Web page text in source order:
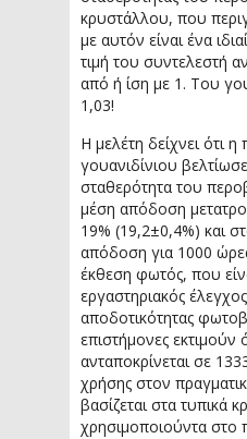
κρυστάλλου, που
με αυτόν είναι ένα
τιμή του συντελεστή
από ή ίση με 1. Του
1,03!
Η μελέτη δείχνει ότι
γουανιδίνιου
σταθερότητα του
μέση απόδοση
19% (19,2±0,4%) και
απόδοση για 1000
έκθεση φωτός, που
εργαστηριακός
αποδοτικότητας
επιστήμονες εκτιμούν
ανταποκρίνεται σε
χρήσης στον
βασίζεται στα τυπικά
χρησιμοποιούντα στο